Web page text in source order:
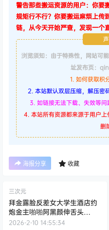
警告那些搬运资源的用户：你要
规矩行不行？你要搬运麻烦上传
链，从今天开始严查，发现一个
浏览须知：由于特殊性，网站可
址发布页：
1. 如何获取积
2. 本站默认双层压缩，解压
3. 如链接无法下载、失效等问
4. 本站所有资源都来源于用户
删
海报分享 收藏
三次元
拜金露脸反差女大学生酒店约
炮金主啪啪阿黑颜伸舌头
[745MB]
2026-2-10 14:55:34